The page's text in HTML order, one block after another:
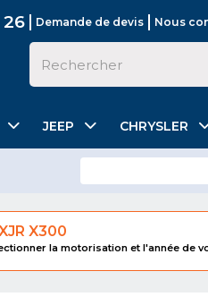
26 Demande de devis Nous
JEEP CHRYSLER
X300
la motorisation et l'année de